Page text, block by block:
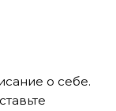
о себе.